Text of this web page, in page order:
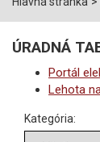
ÚRADNÁ
Portál
Lehota
Kategória: